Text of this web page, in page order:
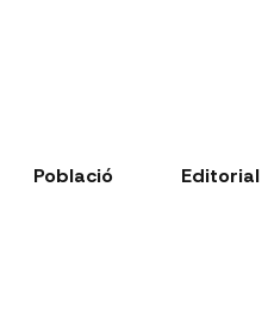
Població Editorial